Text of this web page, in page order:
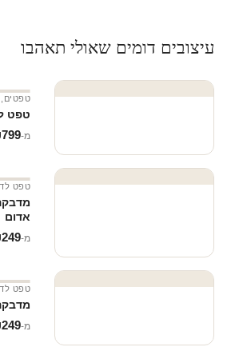
עיצובים דומים שאולי תאהבו
טפטים
טפט
מ‑799
טפט
אדום
מ‑249
טפט
מ‑249